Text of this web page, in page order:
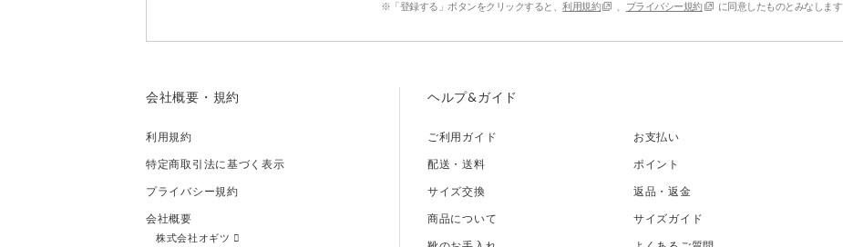
※「登録する」ボタンをクリックすると、利用規約 プライバシー規約 に同意したものとみなします
会社概要・規約
利用規約
特定商取引法に基づく表示
プライバシー規約
会社概要
株式会社オギツ
ヘルプ&ガイド
ご利用ガイド
お支払い
配送・送料
ポイント
サイズ交換
返品・返金
商品について
サイズガイド